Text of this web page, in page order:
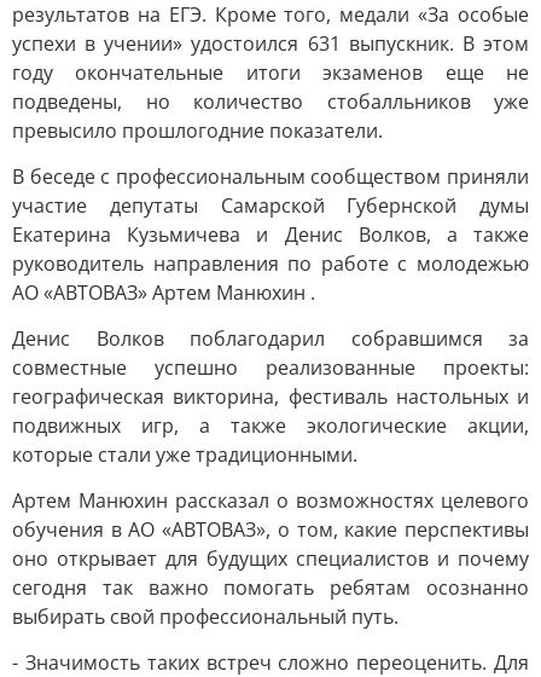
результатов на ЕГЭ. Кроме того, медали «За особые
успехи в учении» удостоился 631 выпускник. В этом
году окончательные итоги экзаменов еще не
подведены, но количество стобалльников уже
превысило прошлогодние показатели.
В беседе с профессиональным сообществом приняли
участие депутаты Самарской Губернской думы
Екатерина Кузьмичева и Денис Волков, а также
руководитель направления по работе с молодежью
АО «АВТОВАЗ» Артем Манюхин .
Денис Волков поблагодарил собравшимся за
совместные успешно реализованные проекты:
географическая викторина, фестиваль настольных и
подвижных игр, а также экологические акции,
которые стали уже традиционными.
Артем Манюхин рассказал о возможностях целевого
обучения в АО «АВТОВАЗ», о том, какие перспективы
оно открывает для будущих специалистов и почему
сегодня так важно помогать ребятам осознанно
выбирать свой профессиональный путь.
- Значимость таких встреч сложно переоценить. Для